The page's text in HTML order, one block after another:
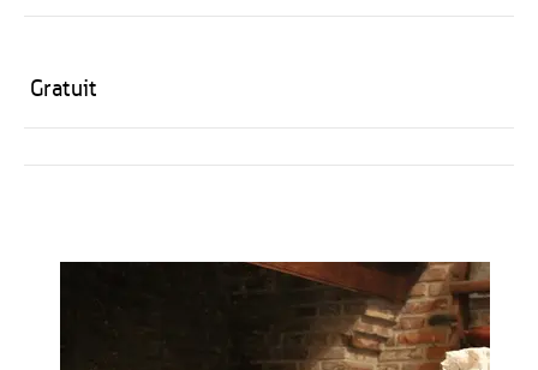
Gratuit